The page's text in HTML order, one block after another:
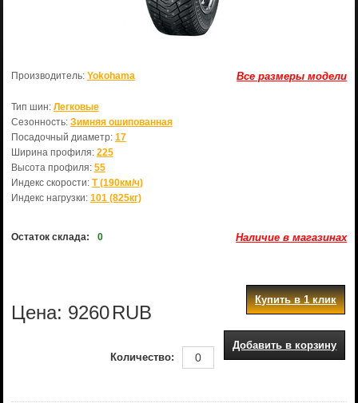
Все размеры модели
Производитель: Yokohama
Тип шин: Легковые
Сезонность: Зимняя ошипованная
Посадочный диаметр: 17
Ширина профиля: 225
Высота профиля: 55
Индекс скорости: T (190км/ч)
Индекс нагрузки: 101 (825кг)
Остаток склада: 0 Наличие в магазинах
Цена: 9260RUB
Купить в 1 клик
Добавить в корзину
Количество: